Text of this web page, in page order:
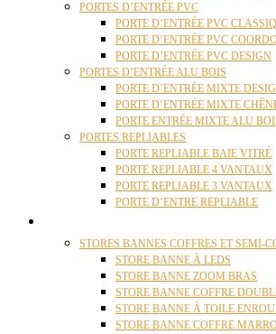
PORTES D’ENTRÉE PVC
PORTE D’ENTRÉE PVC
PORTE D’ENTRÉE PVC
PORTE D’ENTRÉE PVC DESIGN
PORTES D’ENTRÉE ALU BOIS
PORTE D’ENTRÉE MIXTE
PORTE D’ENTRÉE MIXTE
PORTE ENTRÉE MIXTE ALU
PORTES REPLIABLES
PORTE REPLIABLE BAIE VITRÉ
PORTE REPLIABLE 4 VANTAUX
PORTE REPLIABLE 3 VANTAUX
PORTE D’ENTRE REPLIABLE
STORES BANNES COFFRES ET SEMI-
STORE BANNE À LEDS
STORE BANNE ZOOM BRAS
STORE BANNE COFFRE
STORE BANNE À TOILE
STORE BANNE COFFRE